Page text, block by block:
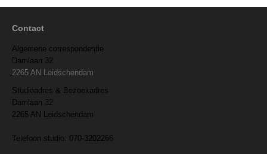
Contact
Algemene correspondentie
Damlaan 32
2265 AN Leidschendam
Studioadres & Bezoekadres
Damlaan 32
2265 AN Leidschendam
Telefoon studio: 070-3202266